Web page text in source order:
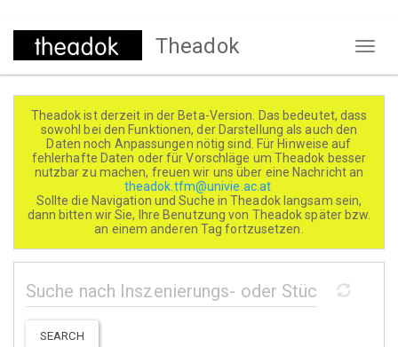
Direkt
Theadok
Theadok ist derzeit in der Beta-Version. Das bedeutet, dass
sowohl bei den Funktionen, der Darstellung als auch den
Daten noch Anpassungen nötig sind. Für Hinweise auf
fehlerhafte Daten oder für Vorschläge um Theadok besser
nutzbar zu machen, freuen wir uns über eine Nachricht an
theadok.tfm@univie.ac.at
Sollte die Navigation und Suche in Theadok langsam sein,
dann bitten wir Sie, Ihre Benutzung von Theadok später bzw.
an einem anderen Tag fortzusetzen.
SEARCH